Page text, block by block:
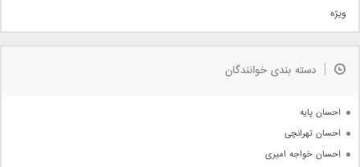
دمو
مذهبی
جدیدترین ها
ویژه
دسته بندی خوانندگان
احسان پایه
احسان تهرانچی
احسان خواجه امیری